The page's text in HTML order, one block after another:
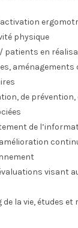
physique
patients en
aménagements
de
de
visant
la vie, études et